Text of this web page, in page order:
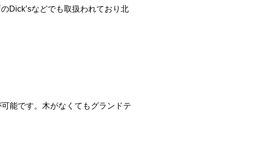
Dick’sなどでも取扱われており北
能です。木がなくてもグランドテ